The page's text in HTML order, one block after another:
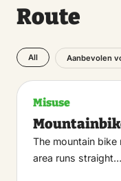
Route
All Aanbevolen
Misuse
The mountain
area runs straight…